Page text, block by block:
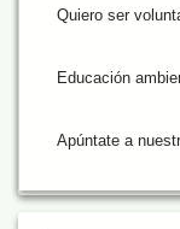
Quiero ser
Educación
Apúntate a